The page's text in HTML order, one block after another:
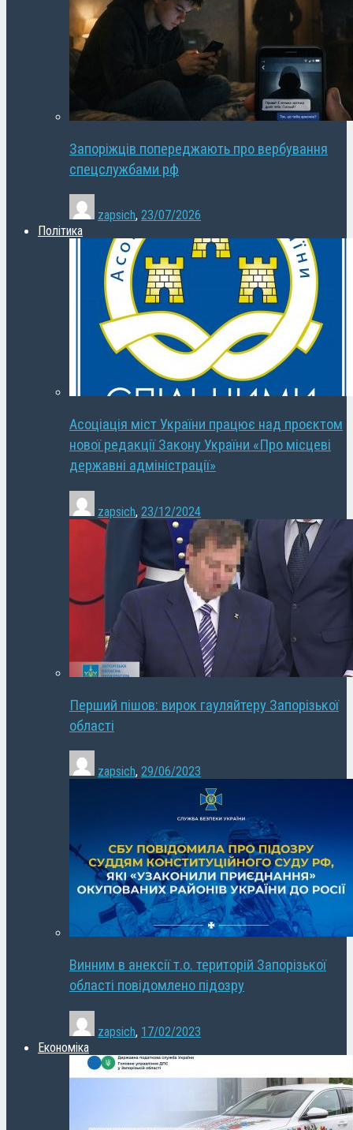
Запоріжців попереджають про вербування
спецслужбами рф
zapsich, 23/07/2026
Політика
Асоціація міст України працює над проєктом
нової редакції Закону України «Про місцеві
державні адміністрації»
zapsich, 23/12/2024
Перший пішов: вирок гауляйтеру Запорізької
області
zapsich, 29/06/2023
Винним в анексії т.о. територій Запорізької
області повідомлено підозру
zapsich, 17/02/2023
Економіка